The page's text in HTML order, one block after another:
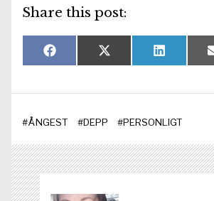
Share this post:
Dela
på
F
a
e
o
Dela
på
X
(
w
r
)
Dela
på
L
i
k
I
#ÅNGEST #DEPP #PERSONLIGT